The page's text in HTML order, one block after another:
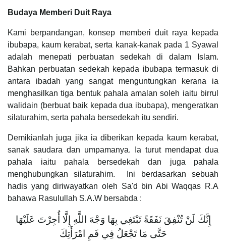
Budaya Memberi Duit Raya
Kami berpandangan, konsep memberi duit raya kepada
ibubapa, kaum kerabat, serta kanak-kanak pada 1 Syawal
adalah menepati perbuatan sedekah di dalam Islam.
Bahkan perbuatan sedekah kepada ibubapa termasuk di
antara ibadah yang sangat menguntungkan kerana ia
menghasilkan tiga bentuk pahala amalan soleh iaitu birrul
walidain (berbuat baik kepada dua ibubapa), mengeratkan
silaturahim, serta pahala bersedekah itu sendiri.
Demikianlah juga jika ia diberikan kepada kaum kerabat,
sanak saudara dan umpamanya. Ia turut mendapat dua
pahala iaitu pahala bersedekah dan juga pahala
menghubungkan silaturahim. Ini berdasarkan sebuah
hadis yang diriwayatkan oleh Sa'd bin Abi Waqqas R.A
bahawa Rasulullah S.A.W bersabda :
حَتَّى مَا تَجْعَلُ فِي فَمِ امْرَأَتِكَ